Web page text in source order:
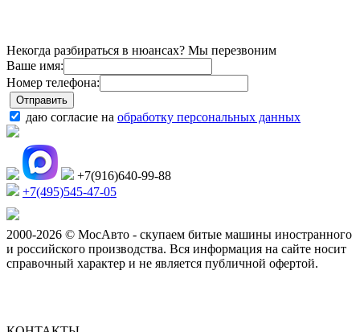
Некогда разбираться в нюансах? Мы перезвоним
Ваше имя:
Номер телефона:
даю согласие на обработку персональных данных
+7(916)640-99-88
+7(495)545-47-05
2000-2026 © МосАвто - скупаем битые машины иностранного
и российского производства. Вся информация на сайте носит
справочный характер и не является публичной офертой.